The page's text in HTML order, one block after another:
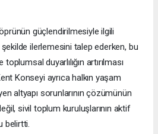
güçlendirilmesiyle ilgili
ilerlemesini talep ederken, bu
duyarlılığın artırılması
Konseyi ayrıca halkın yaşam
altyapı sorunlarının çözümünün
sivil toplum kuruluşlarının aktif
belirtti.